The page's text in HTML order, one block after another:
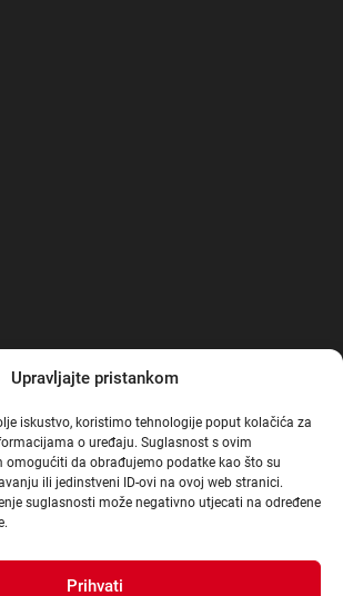
Upravljajte pristankom
iskustvo, koristimo tehnologije poput kolačića za
o uređaju. Suglasnost s ovim
omogućiti da obrađujemo podatke kao što su
ili jedinstveni ID-ovi na ovoj web stranici.
suglasnosti može negativno utjecati na određene
Prihvati